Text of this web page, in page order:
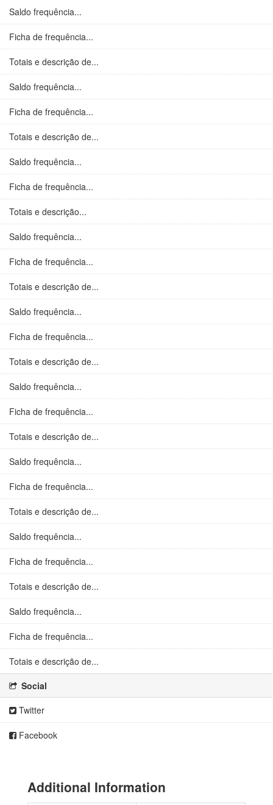
Saldo frequência...
Ficha de frequência...
Totais e descrição de...
Saldo frequência...
Ficha de frequência...
Totais e descrição de...
Saldo frequência...
Ficha de frequência...
Totais e descrição...
Saldo frequência...
Ficha de frequência...
Totais e descrição de...
Saldo frequência...
Ficha de frequência...
Totais e descrição de...
Saldo frequência...
Ficha de frequência...
Totais e descrição de...
Saldo frequência...
Ficha de frequência...
Totais e descrição de...
Saldo frequência...
Ficha de frequência...
Totais e descrição de...
Saldo frequência...
Ficha de frequência...
Totais e descrição de...
Social
Twitter
Facebook
Additional Information